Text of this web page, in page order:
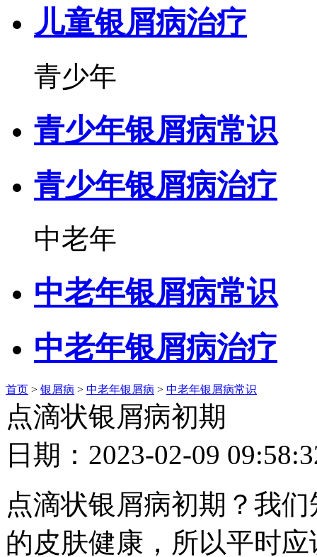
儿童银屑病治疗
青少年
青少年银屑病常识
青少年银屑病治疗
中老年
中老年银屑病常识
中老年银屑病治疗
首页 > 银屑病 > 中老年银屑病 > 中老年银屑病常识
点滴状银屑病初期
日期：2023-02-09
点滴状银屑病初期？我
的皮肤健康，所以平时